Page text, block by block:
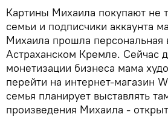
Картины Михаила покупают не
семьи и подписчики аккаунта
Михаила прошла персональная
Астраханском Кремле. Сейчас
монетизации бизнеса мама
перейти на интернет-магазин
семья планирует выставлять
произведения Михаила -